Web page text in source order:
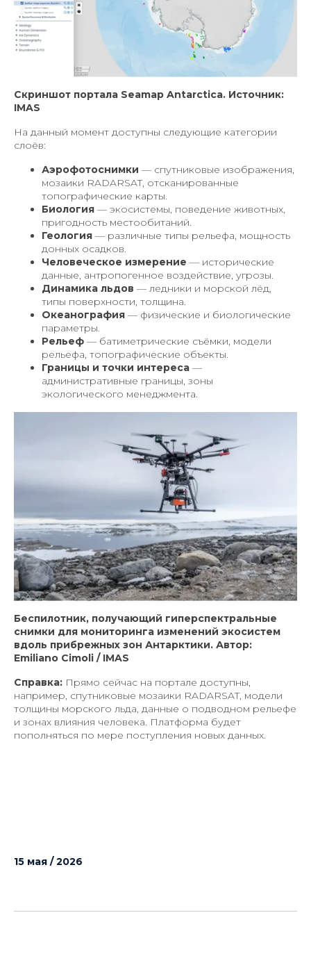
Скриншот портала Seamap Antarctica. Источник:
IMAS
На данный момент доступны следующие категории
слоёв:
Аэрофотоснимки — спутниковые изображения,
мозаики RADARSAT, отсканированные
топографические карты.
Биология — экосистемы, поведение животных,
пригодность местообитаний.
Геология — различные типы рельефа, мощность
донных осадков.
Человеческое измерение — исторические
данные, антропогенное воздействие, угрозы.
Динамика льдов — ледники и морской лёд,
типы поверхности, толщина.
Океанография — физические и биологические
параметры.
Рельеф — батиметрические съёмки, модели
рельефа, топографические объекты.
Границы и точки интереса —
административные границы, зоны
экологического менеджмента.
Беспилотник, получающий гиперспектральные
снимки для мониторинга изменений экосистем
вдоль прибрежных зон Антарктики. Автор:
Emiliano Cimoli / IMAS
Справка: Прямо сейчас на портале доступны,
например, спутниковые мозаики RADARSAT, модели
толщины морского льда, данные о подводном рельефе
и зонах влияния человека. Платформа будет
пополняться по мере поступления новых данных.
15 мая / 2026